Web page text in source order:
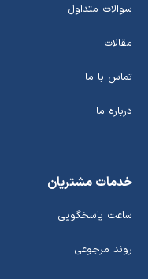
سوالات متداول
مقالات
تماس با ما
درباره ما
خدمات مشتریان
ساعت پاسخگویی
روند مرجوعی